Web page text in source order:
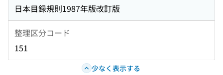
日本目録規則1987年版改訂版
整理区分コード
151
少なく表示する